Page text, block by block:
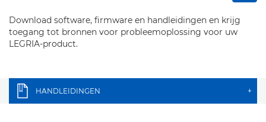
Download software, firmware en handleidingen en krijg
toegang tot bronnen voor probleemoplossing voor uw
LEGRIA-product.
HANDLEIDINGEN +